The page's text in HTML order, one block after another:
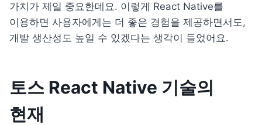
가치가 제일 중요한데요. 이렇게 React Native를
이용하면 사용자에게는 더 좋은 경험을 제공하면서도,
개발 생산성도 높일 수 있겠다는 생각이 들었어요.
토스 React Native 기술의
현재